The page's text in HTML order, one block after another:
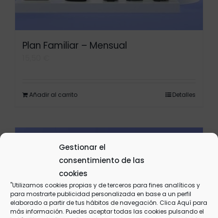
Gestionar el
consentimiento de las
cookies
"Utilizamos cookies propias y de terceros para fines analíticos y
para mostrarte publicidad personalizada en base a un perfil
elaborado a partir de tus hábitos de navegación. Clica Aquípara
más información. Puedes aceptar todas las cookies pulsando el
Plan Familiar – Mensual
Añadir al carrito Detalles